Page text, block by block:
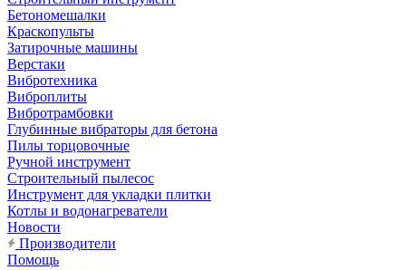
Бетономешалки
Краскопульты
Затирочные машины
Верстаки
Вибротехника
Виброплиты
Вибротрамбовки
Глубинные вибраторы для бетона
Пилы торцовочные
Ручной инструмент
Строительный пылесос
Инструмент для укладки плитки
Котлы и водонагреватели
Новости
Производители
Помощь